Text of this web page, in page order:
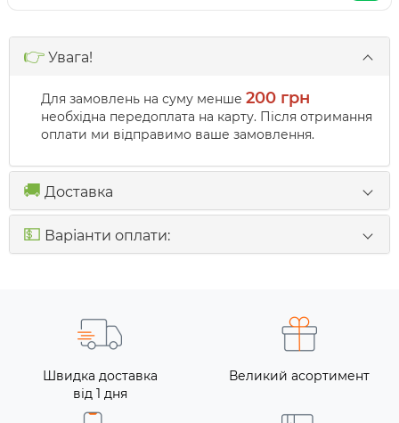
👉 Увага!
Для замовлень на суму менше 200 грн
необхідна передоплата на карту. Після отримання
оплати ми відправимо ваше замовлення.
🚚 Доставка
💵 Варіанти оплати:
Швидка доставка
від 1 дня
Великий асортимент